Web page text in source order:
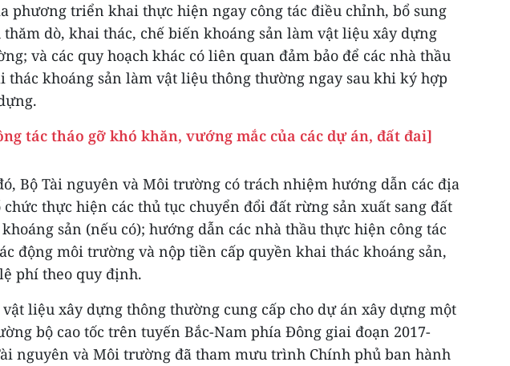
phương triển khai thực hiện ngay công tác điều chỉnh, bổ sung
thăm dò, khai thác, chế biến khoáng sản làm vật liệu xây dựng
và các quy hoạch khác có liên quan đảm bảo để các nhà thầu
thác khoáng sản làm vật liệu thông thường ngay sau khi ký hợp
tác tháo gỡ khó khăn, vướng mắc của các dự án, đất đai]
Bộ Tài nguyên và Môi trường có trách nhiệm hướng dẫn các địa
thực hiện các thủ tục chuyển đổi đất rừng sản xuất sang đất
sản (nếu có); hướng dẫn các nhà thầu thực hiện công tác
động môi trường và nộp tiền cấp quyền khai thác khoáng sản,
phí theo quy định.
vật liệu xây dựng thông thường cung cấp cho dự án xây dựng một
bộ cao tốc trên tuyến Bắc-Nam phía Đông giai đoạn 2017-
nguyên và Môi trường đã tham mưu trình Chính phủ ban hành